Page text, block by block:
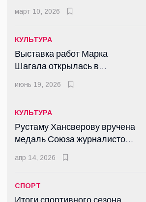
художественного конкурса-
Телешова»
март 10, 2026
КУЛЬТУРА
Выставка работ Марка
Шагала открылась в
июнь 19, 2026
КУЛЬТУРА
Рустаму Хансверову вручена
медаль Союза журналистов
апр 14, 2026
СПОРТ